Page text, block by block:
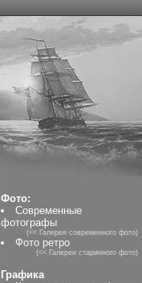
Фото:
Современные
фотографы
(<< Галерея современного фото)
Фото ретро
(<< Галереи старинного фото)
Графика